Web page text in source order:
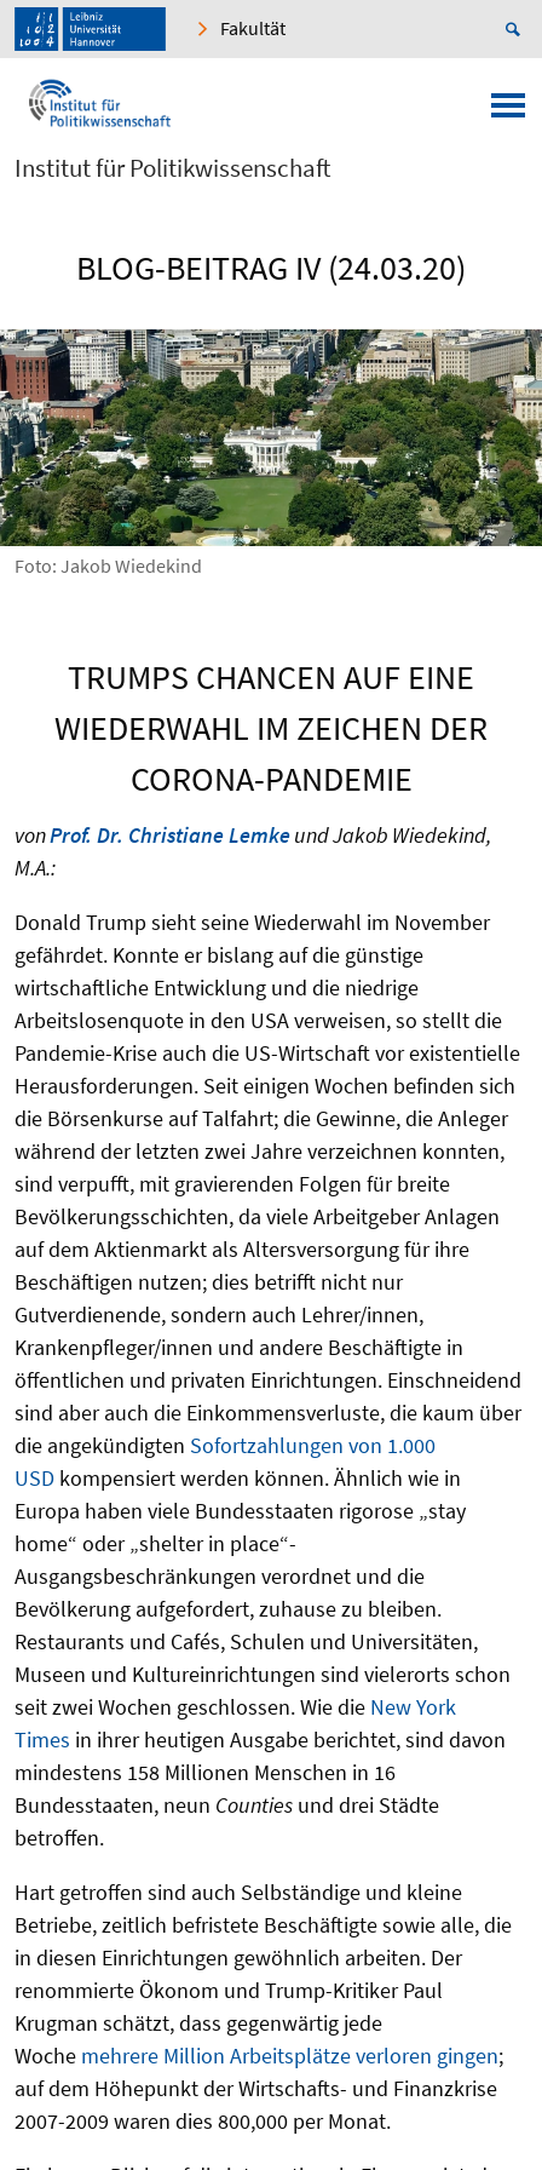
Fakultät
Institut für Politikwissenschaft
BLOG-BEITRAG IV (24.03.20)
Foto: Jakob Wiedekind
TRUMPS CHANCEN AUF EINE
WIEDERWAHL IM ZEICHEN DER
CORONA-PANDEMIE
vonProf. Dr. Christiane Lemkeund Jakob Wiedekind,
M.A.:
Donald Trump sieht seine Wiederwahl im November
gefährdet. Konnte er bislang auf die günstige
wirtschaftliche Entwicklung und die niedrige
Arbeitslosenquote in den USA verweisen, so stellt die
Pandemie-Krise auch die US-Wirtschaft vor existentielle
Herausforderungen. Seit einigen Wochen befinden sich
die Börsenkurse auf Talfahrt; die Gewinne, die Anleger
während der letzten zwei Jahre verzeichnen konnten,
sind verpufft, mit gravierenden Folgen für breite
Bevölkerungsschichten, da viele Arbeitgeber Anlagen
auf dem Aktienmarkt als Altersversorgung für ihre
Beschäftigen nutzen; dies betrifft nicht nur
Gutverdienende, sondern auch Lehrer/innen,
Krankenpfleger/innen und andere Beschäftigte in
öffentlichen und privaten Einrichtungen. Einschneidend
sind aber auch die Einkommensverluste, die kaum über
die angekündigten Sofortzahlungen von 1.000
USD kompensiert werden können. Ähnlich wie in
Europa haben viele Bundesstaaten rigorose „stay
home“ oder „shelter in place“-
Ausgangsbeschränkungen verordnet und die
Bevölkerung aufgefordert, zuhause zu bleiben.
Restaurants und Cafés, Schulen und Universitäten,
Museen und Kultureinrichtungen sind vielerorts schon
seit zwei Wochen geschlossen. Wie die New York
Times in ihrer heutigen Ausgabe berichtet, sind davon
mindestens 158 Millionen Menschen in 16
Bundesstaaten, neun Counties und drei Städte
betroffen.
Hart getroffen sind auch Selbständige und kleine
Betriebe, zeitlich befristete Beschäftigte sowie alle, die
in diesen Einrichtungen gewöhnlich arbeiten. Der
renommierte Ökonom und Trump-Kritiker Paul
Krugman schätzt, dass gegenwärtig jede
Woche mehrere Million Arbeitsplätze verloren gingen;
auf dem Höhepunkt der Wirtschafts- und Finanzkrise
2007-2009 waren dies 800,000 per Monat.